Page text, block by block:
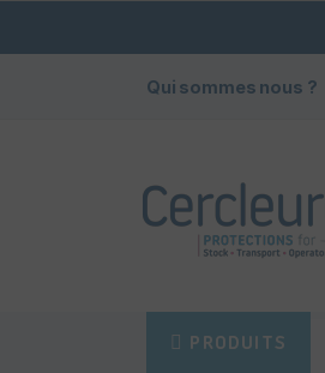
Qui sommes nous ?
PRODUITS